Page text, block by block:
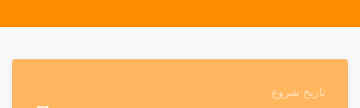
تاریخ شروع